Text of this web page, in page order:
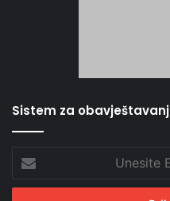
Sistem za
Email
adresu